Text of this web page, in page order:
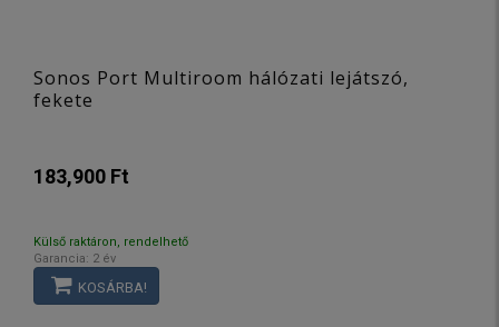
Sonos Port Multiroom hálózati lejátszó,
fekete
183,900 Ft
Külső raktáron, rendelhető
Garancia: 2 év
KOSÁRBA!